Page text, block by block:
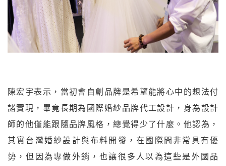
陳宏宇表示，當初會自創品牌是希望能將心中的想法付
諸實現，畢竟長期為國際婚紗品牌代工設計，身為設計
師的他僅能跟隨品牌風格，總覺得少了什麼。他認為，
其實台灣婚紗設計與布料開發，在國際間非常具有優
勢，但因為專做外銷，也讓很多人以為這些是外國品